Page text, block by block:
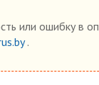
или ошибку в
.